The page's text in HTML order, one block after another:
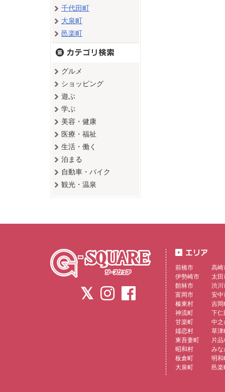
千代田町
大泉町
邑楽町
グルメ
ショッピング
遊ぶ
学ぶ
美容・健康
医療・福祉
生活・働く
泊まる
自動車・バイク
観光・温泉
前橋市
高崎
伊勢崎市
太田
館林市
渋川
富岡市
安中
榛東村
吉岡
神流町
下仁
甘楽町
中之
嬬恋村
草津
東吾妻町
片品
昭和村
みな
板倉町
明和
大泉町
邑楽